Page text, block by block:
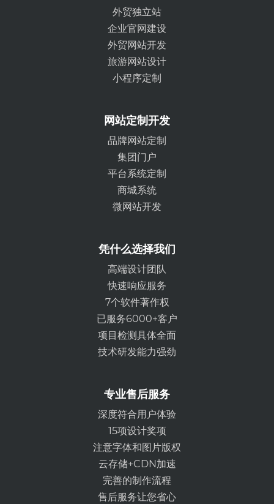
外贸独立站
企业官网建设
外贸网站开发
旅游网站设计
小程序定制
网站定制开发
品牌网站定制
集团门户
平台系统定制
商城系统
微网站开发
凭什么选择我们
高端设计团队
快速响应服务
7个软件著作权
已服务6000+客户
项目检测具体全面
技术研发能力强劲
专业售后服务
深度符合用户体验
15项设计奖项
注意字体和图片版权
云存储+CDN加速
完善的制作流程
售后服务让您省心